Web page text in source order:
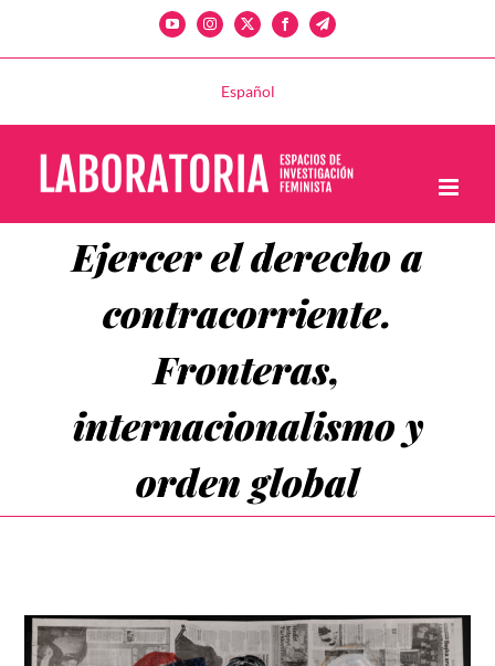
contenido
YouTubeInstagram
X FacebookTelegram
Español
Ejercer el derecho a
contracorriente.
Fronteras,
internacionalismo y
orden global